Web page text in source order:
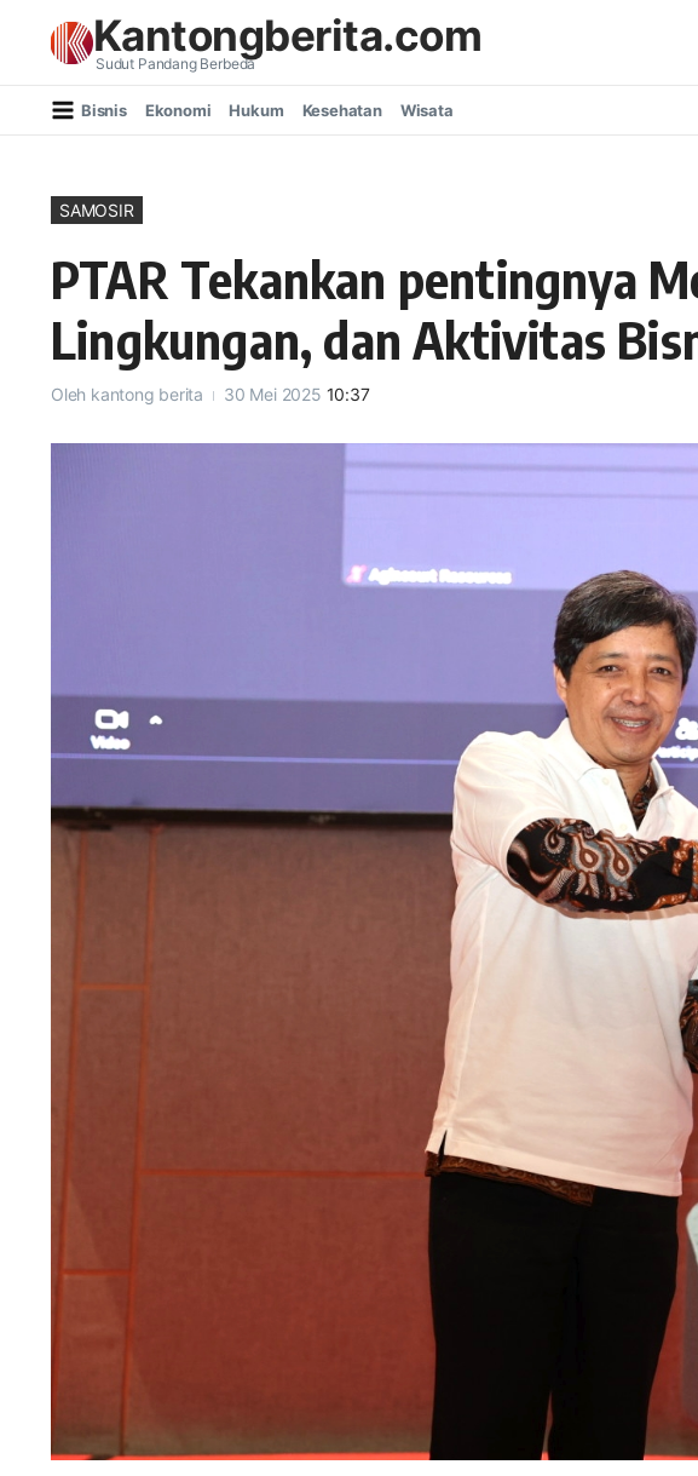
Kantongberita.com
Sudut Pandang Berbeda
Bisnis Ekonomi Hukum Kesehatan Wisata
SAMOSIR
PTAR Tekankan pentingnya
Lingkungan, dan Aktivitas
Oleh kantong berita 30 Mei 2025 10:37